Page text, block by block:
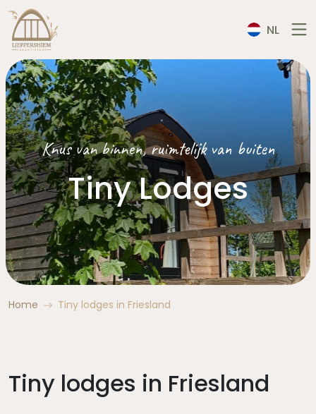
NL
Knus van binnen, ruimtelijk van buiten
Tiny Lodges
Home Tiny lodges in Friesland
Tiny lodges in Friesland